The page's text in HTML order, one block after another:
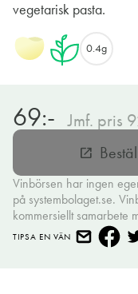
vegetarisk pasta.
0.4g
69:- Jmf. pris
open_in_new
Vinbörsen har ingen
på systembolaget.se.
kommersiellt samarbete
TIPSA EN VÄN